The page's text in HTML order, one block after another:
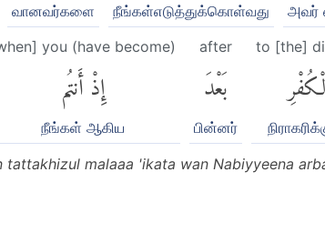
அவர்
நீங்கள்எடுத்துக்கொள்வது
வானவர்களை
to [the]
after
بَعْدَ
பின்னர்
you (have become)
إِذْ أَنتُم
நீங்கள் ஆகிய
tattakhizul malaaa 'ikata wan Nabiyyeena